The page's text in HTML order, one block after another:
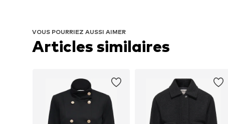
VOUS POURRIEZ AUSSI AIMER
Articles similaires